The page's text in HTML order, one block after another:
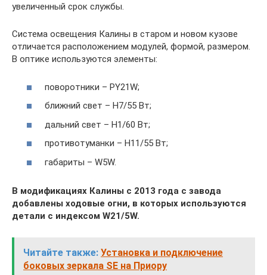
увеличенный срок службы.
Система освещения Калины в старом и новом кузове
отличается расположением модулей, формой, размером.
В оптике используются элементы:
поворотники – PY21W;
ближний свет – H7/55 Вт;
дальний свет – H1/60 Вт;
противотуманки – H11/55 Вт;
габариты – W5W.
В модификациях Калины с 2013 года с завода
добавлены ходовые огни, в которых используются
детали с индексом W21/5W.
Читайте также: Установка и подключение
боковых зеркала SE на Приору